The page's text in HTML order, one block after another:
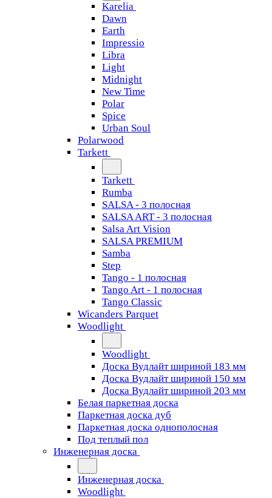
Karelia
Dawn
Earth
Impressio
Libra
Light
Midnight
New Time
Polar
Spice
Urban Soul
Polarwood
Tarkett
Tarkett
Rumba
SALSA - 3 полосная
SALSA ART - 3 полосная
Salsa Art Vision
SALSA PREMIUM
Samba
Step
Tango - 1 полосная
Tango Art - 1 полосная
Tango Classiс
Wicanders Parquet
Woodlight
Woodlight
Доска Вудлайт шириной 183 мм
Доска Вудлайт шириной 150 мм
Доска Вудлайт шириной 203 мм
Белая паркетная доска
Паркетная доска дуб
Паркетная доска однополосная
Под теплый пол
Инженерная доска
Инженерная доска
Woodlight